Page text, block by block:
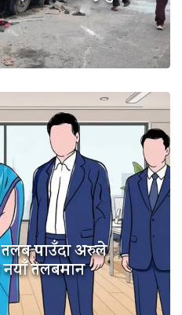
पाउँदा अरुले
तलबमान